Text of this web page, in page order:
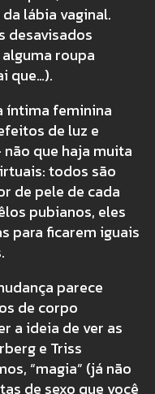
lábia vaginal.
desavisados
roupa
que…).
íntima feminina
de luz e
que haja muita
todos são
de pele de cada
pubianos, eles
para ficarem iguais
parece
de corpo
a ideia de ver as
e Triss
“magia” (já não
de sexo que você